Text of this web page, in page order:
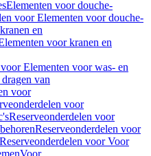
Elementen voor douche-
voor Elementen voor douche-
en
voor kranen en
Elementen voor was- en
van
voor
voor
Reserveonderdelen voor
Reserveonderdelen voor
Reserveonderdelen voor Voor
Voor